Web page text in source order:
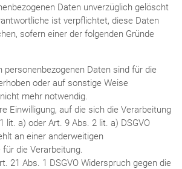
Daten unverzüglich gelöscht
ist verpflichtet, diese Daten
sofern einer der folgenden Gründe
personenbezogenen Daten sind für die
oder auf sonstige Weise
mehr notwendig.
Einwilligung, auf die sich die Verarbeitung
lit. a) oder Art. 9 Abs. 2 lit. a) DSGVO
an einer anderweitigen
die Verarbeitung.
21 Abs. 1 DSGVO Widerspruch gegen die